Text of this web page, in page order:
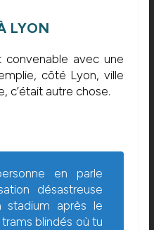
LYON
convenable avec une
côté Lyon, ville
c’était autre chose.
en parle
désastreuse
stadium après le
blindés où tu